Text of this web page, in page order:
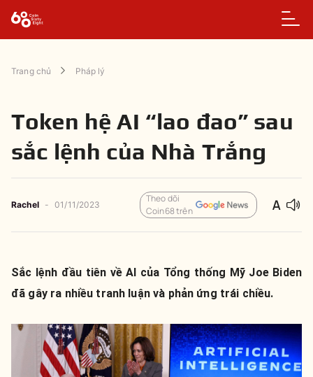
Trang chủ Pháp lý
Token hệ AI “lao đao” sau
sắc lệnh của Nhà Trắng
Rachel - 01/11/2023
Theo dõi
Coin68 trên
Sắc lệnh đầu tiên về AI của Tổng thống Mỹ Joe Biden
đã gây ra nhiều tranh luận và phản ứng trái chiều.